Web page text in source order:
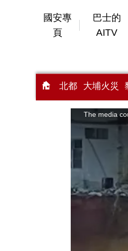
國安專
頁
巴士的
AITV
北都 大埔火災
This
The media